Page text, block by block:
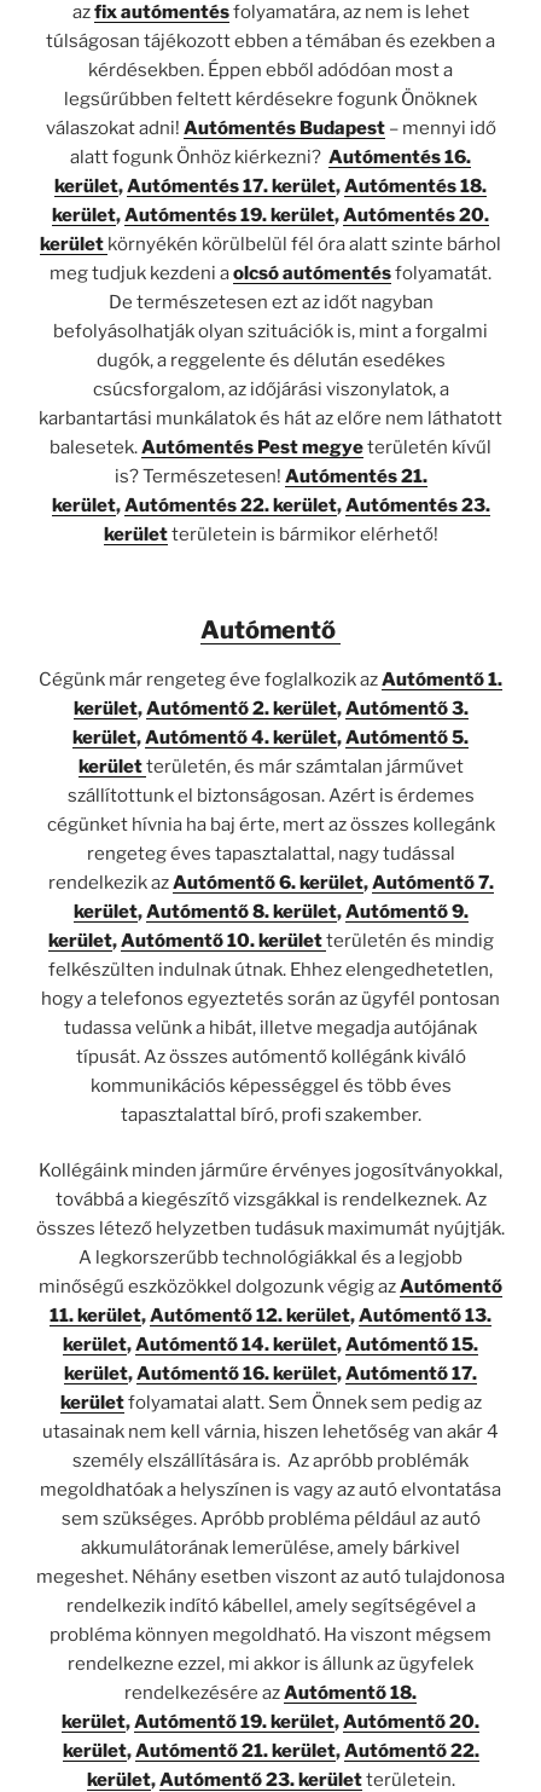
azfixautómentésfolyamatára, az nem is lehet
túlságosan tájékozott ebben a témában és ezekben a
kérdésekben. Éppen ebből adódóan most a
legsűrűbben feltett kérdésekre fogunk Önöknek
válaszokat adni! Autómentés Budapest– mennyi idő
alatt fogunk Önhöz kiérkezni? Autómentés 16.
kerület,Autómentés 17. kerület,Autómentés 18.
kerület,Autómentés 19. kerület,Autómentés 20.
kerület környékén körülbelül fél óra alatt szinte bárhol
meg tudjuk kezdeni aolcsó autómentésfolyamatát.
De természetesen ezt az időt nagyban
befolyásolhatják olyan szituációk is, mint a forgalmi
dugók, a reggelente és délután esedékes
csúcsforgalom, az időjárási viszonylatok, a
karbantartási munkálatok és hát az előre nem láthatott
balesetek.Autómentés Pest megyeterületén kívűl
is? Természetesen! Autómentés 21.
kerület,Autómentés 22. kerület,Autómentés 23.
kerületterületein is bármikor elérhető!
Autómentő
Cégünk már rengeteg éve foglalkozik azAutómentő 1.
kerület,Autómentő 2. kerület,Autómentő 3.
kerület,Autómentő 4. kerület,Autómentő 5.
kerületterületén, és már számtalan járművet
szállítottunk el biztonságosan. Azért is érdemes
cégünket hívnia ha baj érte, mert az összes kollegánk
rengeteg éves tapasztalattal, nagy tudással
rendelkezik azAutómentő 6. kerület,Autómentő 7.
kerület,Autómentő 8. kerület,Autómentő 9.
kerület,Autómentő 10. kerületterületén és mindig
felkészülten indulnak útnak. Ehhez elengedhetetlen,
hogy a telefonos egyeztetés során az ügyfél pontosan
tudassa velünk a hibát, illetve megadja autójának
típusát. Az összes autómentő kollégánk kiváló
kommunikációs képességgel és több éves
tapasztalattal bíró, profi szakember.
Kollégáink minden járműre érvényes jogosítványokkal,
továbbá a kiegészítő vizsgákkal is rendelkeznek. Az
összes létező helyzetben tudásuk maximumát nyújtják.
A legkorszerűbb technológiákkal és a legjobb
minőségű eszközökkel dolgozunk végig azAutómentő
11. kerület,Autómentő 12. kerület,Autómentő 13.
kerület,Autómentő 14. kerület,Autómentő 15.
kerület,Autómentő 16. kerület,Autómentő 17.
kerületfolyamatai alatt. Sem Önnek sem pedig az
utasainak nem kell várnia, hiszen lehetőség van akár 4
személy elszállítására is. Az apróbb problémák
megoldhatóak a helyszínen is vagy az autó elvontatása
sem szükséges. Apróbb probléma például az autó
akkumulátorának lemerülése, amely bárkivel
megeshet. Néhány esetben viszont az autó tulajdonosa
rendelkezik indító kábellel, amely segítségével a
probléma könnyen megoldható. Ha viszont mégsem
rendelkezne ezzel, mi akkor is állunk az ügyfelek
rendelkezésére azAutómentő 18.
kerület,Autómentő 19. kerület,Autómentő 20.
kerület,Autómentő 21. kerület,Autómentő 22.
kerület,Autómentő 23. kerületterületein.